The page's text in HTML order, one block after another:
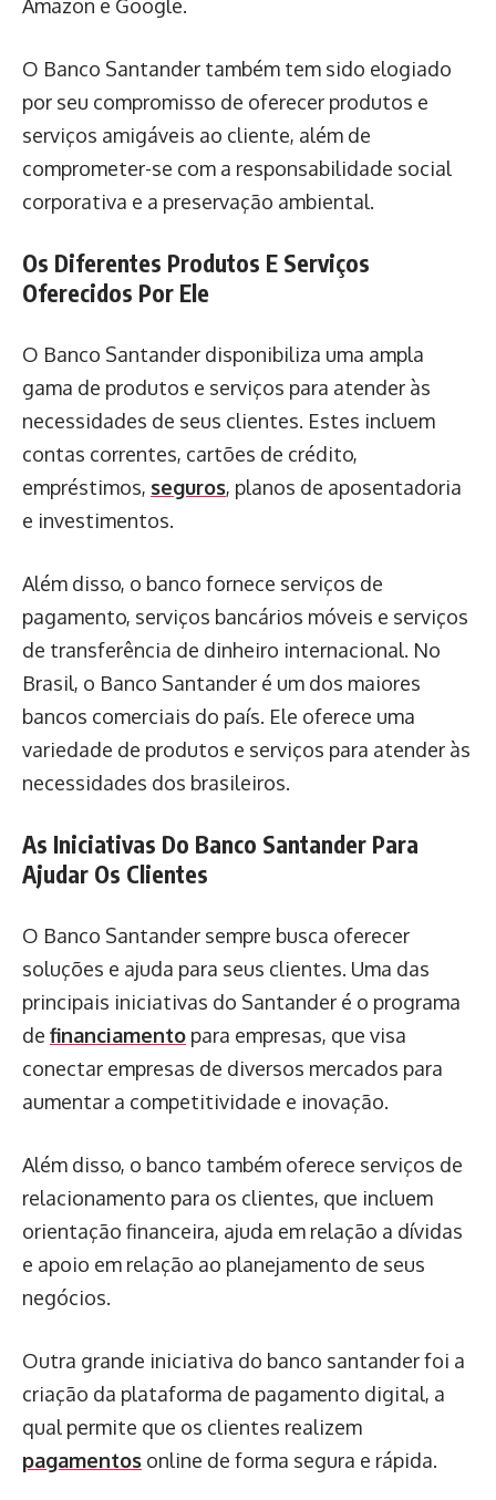
Amazon e Google.
O Banco Santander também tem sido elogiado
por seu compromisso de oferecer produtos e
serviços amigáveis ​​ao cliente, além de
comprometer-se com a responsabilidade social
corporativa e a preservação ambiental.
Os Diferentes Produtos E Serviços
Oferecidos Por Ele
O Banco Santander disponibiliza uma ampla
gama de produtos e serviços para atender às
necessidades de seus clientes. Estes incluem
contas correntes, cartões de crédito,
empréstimos, seguros, planos de aposentadoria
e investimentos.
Além disso, o banco fornece serviços de
pagamento, serviços bancários móveis e serviços
de transferência de dinheiro internacional. No
Brasil, o Banco Santander é um dos maiores
bancos comerciais do país. Ele oferece uma
variedade de produtos e serviços para atender às
necessidades dos brasileiros.
As Iniciativas Do Banco Santander Para
Ajudar Os Clientes
O Banco Santander sempre busca oferecer
soluções e ajuda para seus clientes. Uma das
principais iniciativas do Santander é o programa
de financiamento para empresas, que visa
conectar empresas de diversos mercados para
aumentar a competitividade e inovação.
Além disso, o banco também oferece serviços de
relacionamento para os clientes, que incluem
orientação financeira, ajuda em relação a dívidas
e apoio em relação ao planejamento de seus
negócios.
Outra grande iniciativa do banco santander foi a
criação da plataforma de pagamento digital, a
qual permite que os clientes realizem
pagamentos online de forma segura e rápida.